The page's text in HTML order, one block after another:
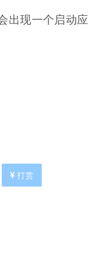
出现一个启动应
打赏